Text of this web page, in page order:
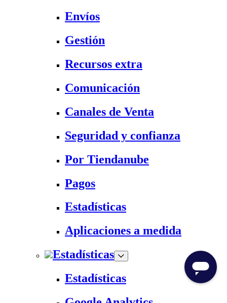
Envíos
Gestión
Recursos extra
Comunicación
Canales de Venta
Seguridad y confianza
Por Tiendanube
Pagos
Estadísticas
Aplicaciones a medida
Estadísticas
Estadísticas